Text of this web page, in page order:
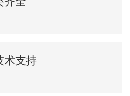
术支持